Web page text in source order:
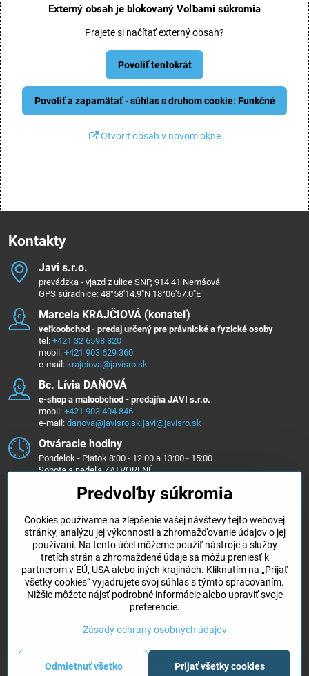
Externý obsah je blokovaný Voľbami súkromia
Prajete si načítať externý obsah?
Povoliť tentokrát
Povoliť a zapamätať - súhlas s druhom cookie: Funkčné
Otvoriť obsah v novom okne
Kontakty
Javi s​.r​.o​.
prevádzka - vjazd z ulice SNP, 914 41 Nemšová
GPS súradnice: 48°58'14.9"N 18°06'57.0"E
Marcela KRAJČIOVÁ (konateľ)
veľkoobchod - predaj určený pre právnické a fyzické osoby
tel: +421 32 6598 820
mobil: +421 903 629 360
e-mail: krajciova@javisro.sk
Bc​. Lívia DAŇOVÁ
e-shop a maloobchod - predajňa JAVI s.r.o.
mobil: +421 903 404 846
e-mail: danova@javisro.sk javi@javisro.sk
Otváracie hodiny
Pondelok - Piatok 8:00 - 12:00 a 13:00 - 15:00
Sobota a nedeľa ZATVORENÉ
Sledujte nás na ...
Facebook Instagram
Objednávky
Kategórie e-shopu
Všetko k nákupu
©
Copyright
Predvoľby súkromia
Cookies používame na zlepšenie vašej návštevy tejto webovej
stránky, analýzu jej výkonnosti a zhromažďovanie údajov o jej
používaní. Na tento účel môžeme použiť nástroje a služby
tretích strán a zhromaždené údaje sa môžu preniesť k
partnerom v EÚ, USA alebo iných krajinách. Kliknutím na „Prijať
všetky cookies“ vyjadrujete svoj súhlas s týmto spracovaním.
Nižšie môžete nájsť podrobné informácie alebo upraviť svoje
preferencie.
Zásady ochrany osobných údajov
Prijať všetky cookies
Odmietnuť všetko